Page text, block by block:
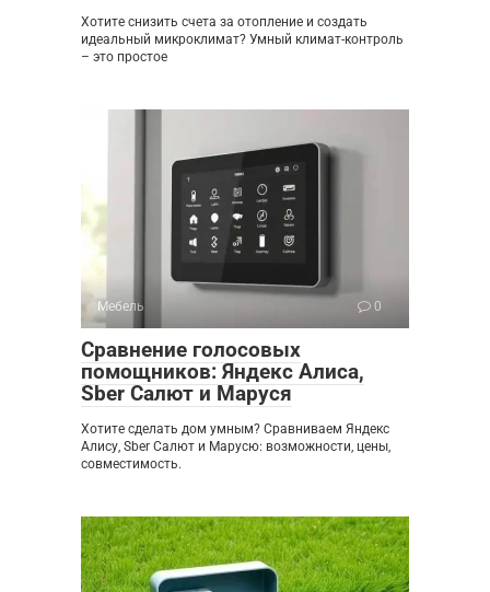
Хотите снизить счета за отопление и создать
идеальный микроклимат? Умный климат-контроль
– это простое
Мебель 0
Сравнение голосовых
помощников: Яндекс Алиса,
Sber Салют и Маруся
Хотите сделать дом умным? Сравниваем Яндекс
Алису, Sber Салют и Марусю: возможности, цены,
совместимость.